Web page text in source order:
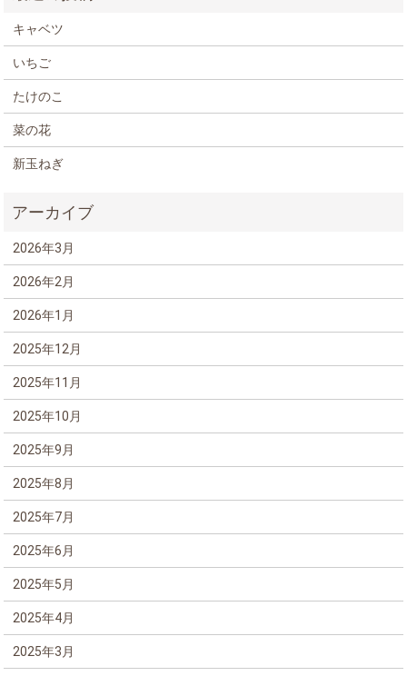
キャベツ
いちご
たけのこ
菜の花
新玉ねぎ
2026年3月
2026年2月
2026年1月
2025年12月
2025年11月
2025年10月
2025年9月
2025年8月
2025年7月
2025年6月
2025年5月
2025年4月
2025年3月